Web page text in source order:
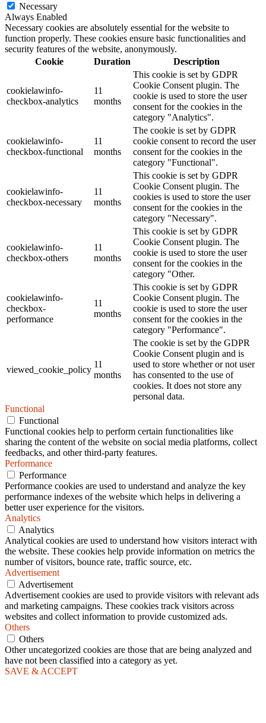
Necessary
Always Enabled
Necessary cookies are absolutely essential for the website to
function properly. These cookies ensure basic functionalities and
security features of the website, anonymously.
Cookie
Duration Description
cookielawinfo-
checkbox-analytics
11
months
This cookie is set by GDPR
Cookie Consent plugin. The
cookie is used to store the user
consent for the cookies in the
category "Analytics".
cookielawinfo-
checkbox-functional
11
months
The cookie is set by GDPR
cookie consent to record the user
consent for the cookies in the
category "Functional".
cookielawinfo-
checkbox-necessary
11
months
This cookie is set by GDPR
Cookie Consent plugin. The
cookies is used to store the user
consent for the cookies in the
category "Necessary".
cookielawinfo-
checkbox-others
11
months
This cookie is set by GDPR
Cookie Consent plugin. The
cookie is used to store the user
consent for the cookies in the
category "Other.
cookielawinfo-
checkbox-
performance
11
months
This cookie is set by GDPR
Cookie Consent plugin. The
cookie is used to store the user
consent for the cookies in the
category "Performance".
viewed_cookie_policy
11
months
The cookie is set by the GDPR
Cookie Consent plugin and is
used to store whether or not user
has consented to the use of
cookies. It does not store any
personal data.
Functional
Functional
Functional cookies help to perform certain functionalities like
sharing the content of the website on social media platforms, collect
feedbacks, and other third-party features.
Performance
Performance
Performance cookies are used to understand and analyze the key
performance indexes of the website which helps in delivering a
better user experience for the visitors.
Analytics
Analytics
Analytical cookies are used to understand how visitors interact with
the website. These cookies help provide information on metrics the
number of visitors, bounce rate, traffic source, etc.
Advertisement
Advertisement
Advertisement cookies are used to provide visitors with relevant ads
and marketing campaigns. These cookies track visitors across
websites and collect information to provide customized ads.
Others
Others
Other uncategorized cookies are those that are being analyzed and
have not been classified into a category as yet.
SAVE & ACCEPT